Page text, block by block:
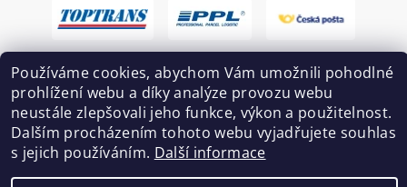
2026 © Ekovovyroba.cz, všechna práva vyhrazena
Používáme cookies, abychom Vám umožnili pohodlné
prohlížení webu a díky analýze provozu webu
neustále zlepšovali jeho funkce, výkon a použitelnost.
Dalším procházením tohoto webu vyjadřujete souhlas
s jejich používáním. Další informace